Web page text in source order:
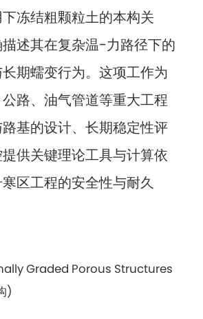
冻结粗颗粒土的本构关
述其在复杂温-力路径下的
期蠕变行为。这项工作为
路、油气管道等重大工程
基的设计、长期稳定性评
供关键理论工具与计算依
区工程的安全性与耐久
Graded Porous Structures
)